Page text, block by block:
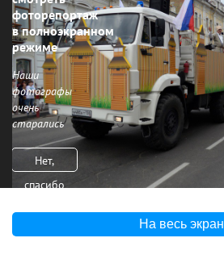
фоторепортаж
в полноэкранном
режиме
Наши
фотографы
очень
старались
Нет,
спасибо
На весь экран